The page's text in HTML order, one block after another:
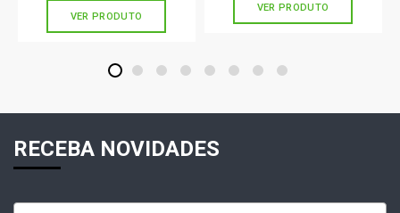
VER PRODUTO
VER PRODUTO
1 2 3 4 5 6 7 8
RECEBA NOVIDADES